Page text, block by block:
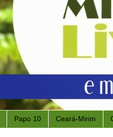
Papo 10 Ceará-Mirim